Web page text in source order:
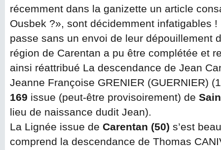
récemment dans la ganizette un article
Ousbek ?», sont décidemment infatigables
passe sans un envoi de leur dépouillement
région de Carentan a pu être complétée et
ainsi réattribué La descendance de Jean
Jeanne Françoise GRENIER (GUERNIER)
169 issue (peut-être provisoirement) de
lieu de naissance dudit Jean).
La Lignée issue de Carentan (50) s’est
comprend la descendance de Thomas